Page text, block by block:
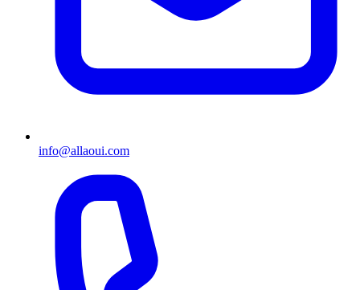
info@allaoui.com